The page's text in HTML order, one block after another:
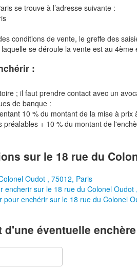
se trouve à l’adresse suivante :
conditions de vente, le greffe des
laquelle se déroule la vente est au 4ème
:
; il faut prendre contact avec un
de banque :
10 % du montant de la mise à
préalables + 10 % du montant de
sur le 18 rue du
Oudot , 75012, Paris
encherir sur le 18 rue du Colonel Oudot
pour enchérir sur le 18 rue du Colonel
d'une éventuelle